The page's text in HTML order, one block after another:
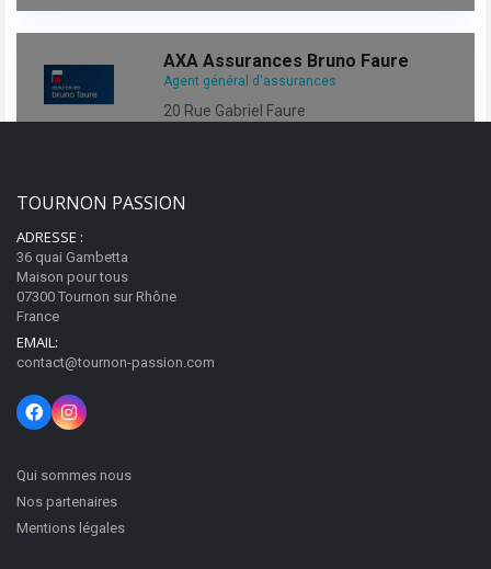
AXA Assurances Bruno Faure
Agent général d'assurances
20 Rue Gabriel Faure
Fermé
Bar des Graviers
07300Tournon-sur-Rhône
TOURNON PASSION
ADRESSE :
36 quai Gambetta
Maison pour tous
07300 Tournon sur Rhône
France
EMAIL:
contact@tournon-passion.com
Qui sommes nous
Nos partenaires
Mentions légales